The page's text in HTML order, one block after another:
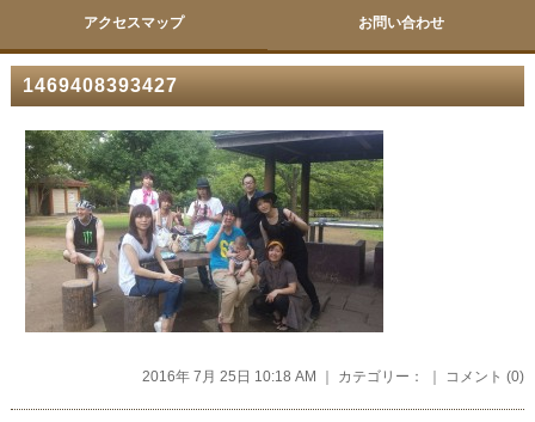
アクセスマップ お問い合わせ
1469408393427
2016年 7月 25日 10:18 AM ｜ カテゴリー： ｜ コメント (0)